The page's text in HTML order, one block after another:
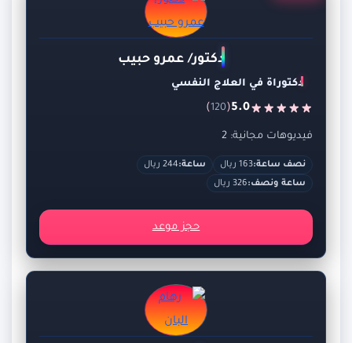
دكتور/ عمرو حبيب
دكتوراة في العلاج النفسي
5.0
(
120
)
فيديوهات مجانية: 2
نصف ساعة:163 ريال ساعة:244 ريال
ساعة ونصف:326 ريال
حجز موعد